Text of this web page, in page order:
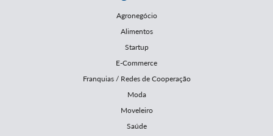
Agronegócio
Alimentos
Startup
E-Commerce
Franquias / Redes de Cooperação
Moda
Moveleiro
Saúde